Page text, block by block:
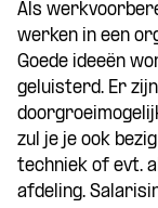
Als
werken in een
Goede ideeën
geluisterd. Er
zul je je ook
techniek of evt.
afdeling.